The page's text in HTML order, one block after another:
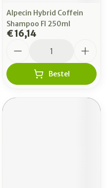
Alpecin Hybrid Coffein
Shampoo Fl 250ml
€ 16,14
Bestel